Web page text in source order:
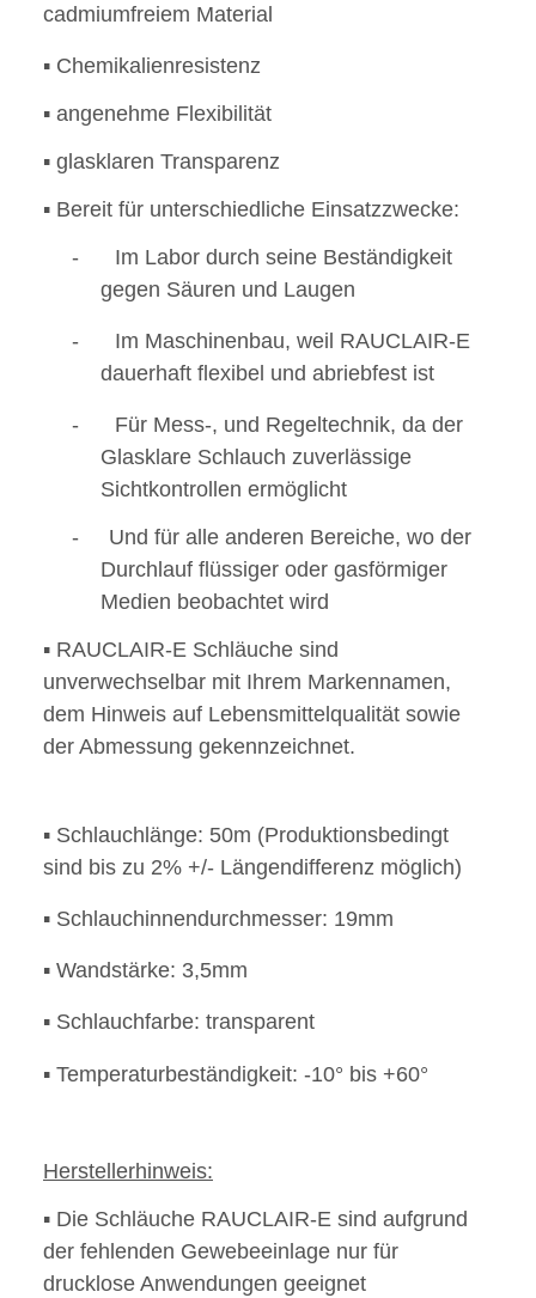
cadmiumfreiem Material
▪ Chemikalienresistenz
▪ angenehme Flexibilität
▪ glasklaren Transparenz
▪ Bereit für unterschiedliche Einsatzzwecke:
- Im Labor durch seine Beständigkeit
gegen Säuren und Laugen
- Im Maschinenbau, weil RAUCLAIR-E
dauerhaft flexibel und abriebfest ist
- Für Mess-, und Regeltechnik, da der
Glasklare Schlauch zuverlässige
Sichtkontrollen ermöglicht
- Und für alle anderen Bereiche, wo der
Durchlauf flüssiger oder gasförmiger
Medien beobachtet wird
▪ RAUCLAIR-E Schläuche sind
unverwechselbar mit Ihrem Markennamen,
dem Hinweis auf Lebensmittelqualität sowie
der Abmessung gekennzeichnet.
▪ Schlauchlänge: 50m (Produktionsbedingt
sind bis zu 2% +/- Längendifferenz möglich)
▪ Schlauchinnendurchmesser: 19mm
▪ Wandstärke: 3,5mm
▪ Schlauchfarbe: transparent
▪ Temperaturbeständigkeit: -10° bis +60°
Herstellerhinweis:
▪ Die Schläuche RAUCLAIR-E sind aufgrund
der fehlenden Gewebeeinlage nur für
drucklose Anwendungen geeignet